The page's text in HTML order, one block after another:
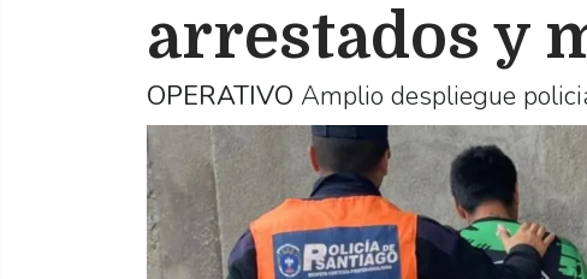
arrestados y
OPERATIVO Amplio despliegue